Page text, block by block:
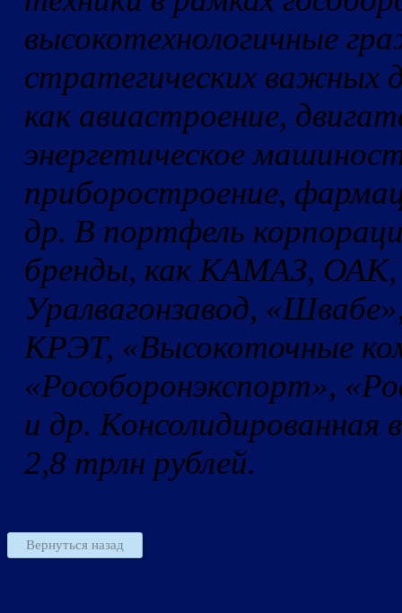
высокотехнологичные
стратегических важных
как авиастроение,
энергетическое
приборостроение,
др. В портфель
бренды, как КАМАЗ,
Уралвагонзавод,
КРЭТ, «Высокоточные
«Рособоронэкспорт»,
и др. Консолидированная
2,8 трлн рублей.
Вернуться назад